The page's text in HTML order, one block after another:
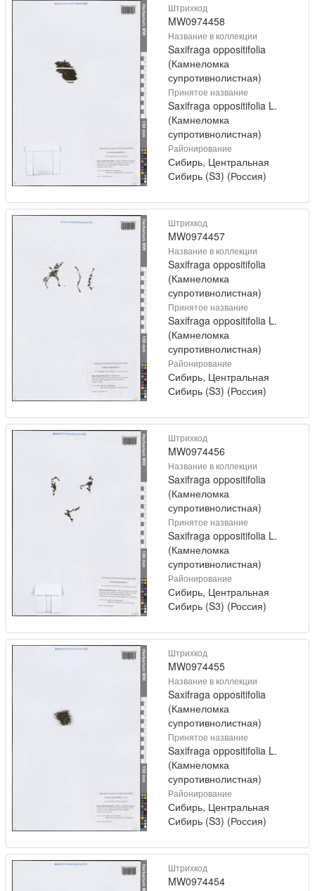
Штрихкод
MW0974458
Название в коллекции
Saxifraga oppositifolia
(Камнеломка
супротивнолистная)
Принятое название
Saxifraga oppositifolia L.
(Камнеломка
супротивнолистная)
Районирование
Сибирь, Центральная
Сибирь (S3) (Россия)
Штрихкод
MW0974457
Название в коллекции
Saxifraga oppositifolia
(Камнеломка
супротивнолистная)
Принятое название
Saxifraga oppositifolia L.
(Камнеломка
супротивнолистная)
Районирование
Сибирь, Центральная
Сибирь (S3) (Россия)
Штрихкод
MW0974456
Название в коллекции
Saxifraga oppositifolia
(Камнеломка
супротивнолистная)
Принятое название
Saxifraga oppositifolia L.
(Камнеломка
супротивнолистная)
Районирование
Сибирь, Центральная
Сибирь (S3) (Россия)
Штрихкод
MW0974455
Название в коллекции
Saxifraga oppositifolia
(Камнеломка
супротивнолистная)
Принятое название
Saxifraga oppositifolia L.
(Камнеломка
супротивнолистная)
Районирование
Сибирь, Центральная
Сибирь (S3) (Россия)
Штрихкод
MW0974454